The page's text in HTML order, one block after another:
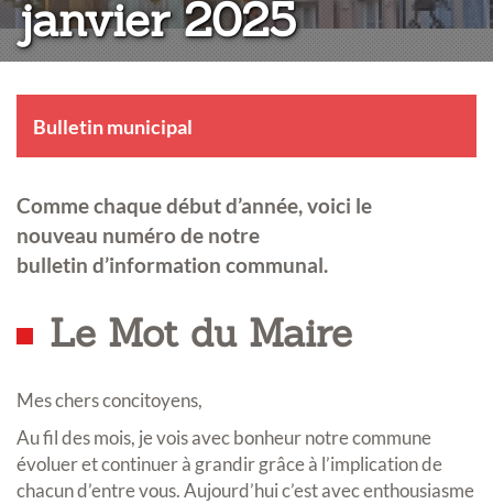
janvier 2025
Bulletin municipal
Comme chaque début d’année, voici le
nouveau numéro de notre
bulletin d’information communal.
Le Mot du Maire
Mes chers concitoyens,
Au fil des mois, je vois avec bonheur notre commune
évoluer et continuer à grandir grâce à l’implication de
chacun d’entre vous. Aujourd’hui c’est avec enthousiasme